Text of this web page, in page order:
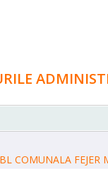
COMUNALA